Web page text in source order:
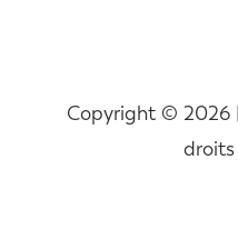
Copyright © 2026
droits